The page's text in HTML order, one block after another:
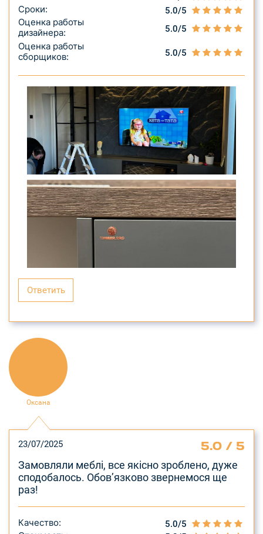
Сроки: 5.0/5
Оценка работы
дизайнера:
5.0/5
Оценка работы
сборщиков:
5.0/5
Ответить
Оксана
23/07/2025 5.0 / 5
Замовляли меблі, все якісно зроблено, дуже
сподобалось. Обовʼязково звернемося ще
раз!
Качество: 5.0/5